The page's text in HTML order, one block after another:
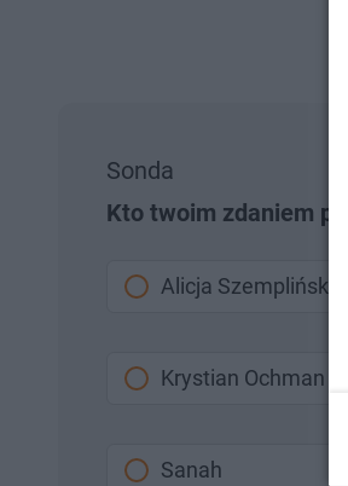
Sonda
Kto twoim zdaniem
Alicja Szemplińska
Krystian Ochman
Sanah